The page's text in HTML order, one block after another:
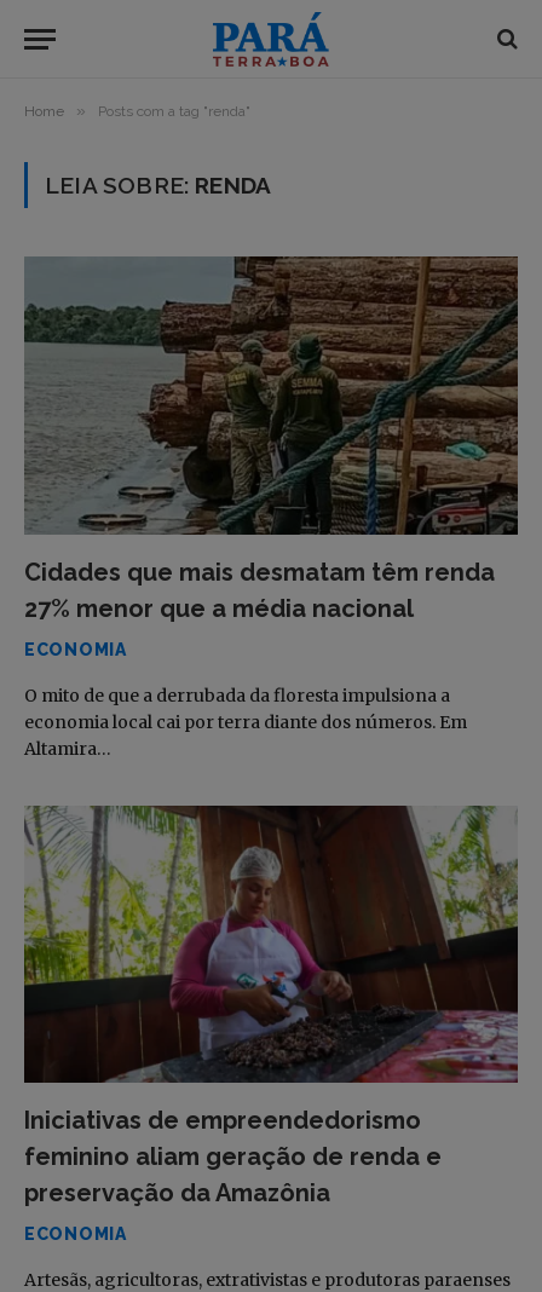
Home » Posts com a tag "renda"
LEIA SOBRE: RENDA
Cidades que mais desmatam têm renda
27% menor que a média nacional
ECONOMIA
O mito de que a derrubada da floresta impulsiona a
economia local cai por terra diante dos números. Em
Altamira…
Iniciativas de empreendedorismo
feminino aliam geração de renda e
preservação da Amazônia
ECONOMIA
Artesãs, agricultoras, extrativistas e produtoras paraenses